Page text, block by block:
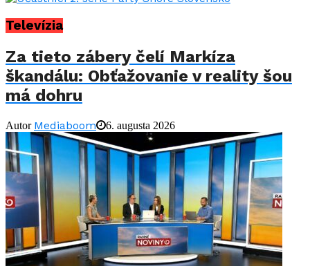
Televízia
Za tieto zábery čelí Markíza
škandálu: Obťažovanie v reality šou
má dohru
Autor Mediaboom 6. augusta 2026